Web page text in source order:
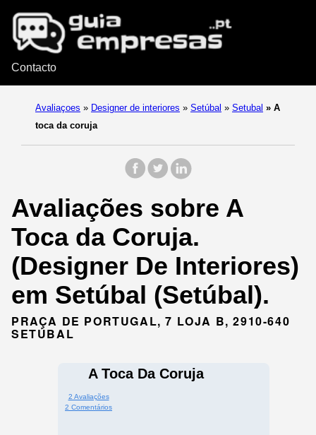
Contacto
Avaliaçoes » Designer de interiores » Setúbal » Setubal » A
toca da coruja
Avaliações sobre A
Toca da Coruja.
(Designer De Interiores)
em Setúbal (Setúbal).
PRAÇA DE PORTUGAL, 7 LOJA B, 2910-640
SETÚBAL
A Toca Da Coruja
2 Avaliações
2 Comentários